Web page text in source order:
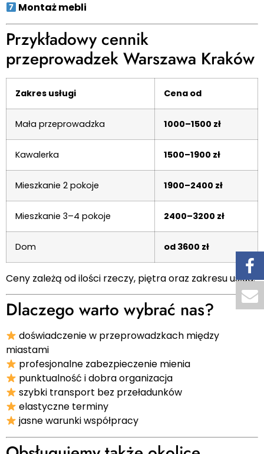
Montaż mebli
Przykładowy cennik
przeprowadzek Warszawa Kraków
Zakres usługi Cena od
Mała przeprowadzka 1000–1500 zł
Kawalerka 1500–1900 zł
Mieszkanie 2 pokoje 1900–2400 zł
Mieszkanie 3–4 pokoje 2400–3200 zł
Dom od 3600 zł
Ceny zależą od ilości rzeczy, piętra oraz zakresu usług.
Dlaczego warto wybrać nas?
doświadczenie w przeprowadzkach między
miastami
profesjonalne zabezpieczenie mienia
punktualność i dobra organizacja
szybki transport bez przeładunków
elastyczne terminy
jasne warunki współpracy